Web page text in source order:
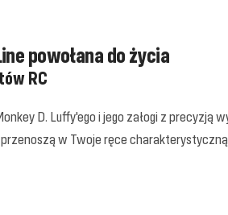
powołana do życia
RC
D. Luffy'ego i jego załogi z precyzją
w Twoje ręce